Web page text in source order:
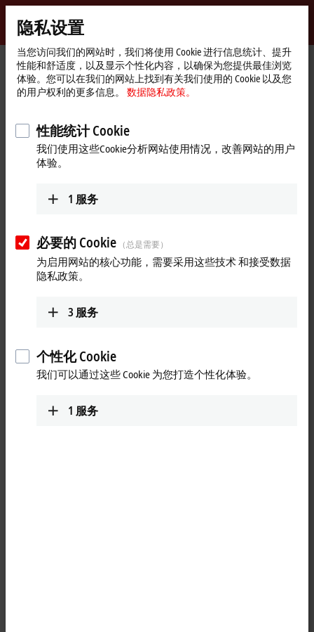
Beckhoff
-
自
动
化
技
术
Start
page
公司简介 最新资讯 The perfect robot for every application
modal
window.
The media could not be loaded, either because the server or
network failed or because the format is not supported.
2025年6月25日
The perfect robot for every
application
The ATRO system consists of scalable plug-in motor and link modules
and offers extensive options that allow you to design your own ATRO
that can be brought to life through this concept.
更多关于此视频的信息
隐私设置
当您访问我们的网站时，我们将使用 Cookie 进行信息统计、提升
性能和舒适度，以及显示个性化内容，以确保为您提供最佳浏览
体验。您可以在我们的网站上找到有关我们使用的 Cookie 以及您
的用户权利的更多信息。
数据隐私政策。
性能统计 Cookie
我们使用这些Cookie分析网站使用情况，改善网站的用户
体验。
1 服务
必要的 Cookie （总是需要）
为启用网站的核心功能，需要采用这些技术 和接受数据
隐私政策。
3 服务
个性化 Cookie
我们可以通过这些 Cookie 为您打造个性化体验。
1 服务